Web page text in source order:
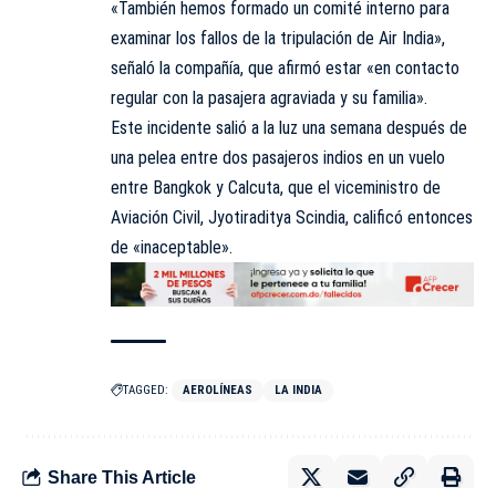
«También hemos formado un comité interno para
examinar los fallos de la tripulación de Air India»,
señaló la compañía, que afirmó estar «en contacto
regular con la pasajera agraviada y su familia».
Este incidente salió a la luz una semana después de
una pelea entre dos pasajeros indios en un vuelo
entre Bangkok y Calcuta, que el viceministro de
Aviación Civil, Jyotiraditya Scindia, calificó entonces
de «inaceptable».
TAGGED: AEROLÍNEAS LA INDIA
Share This Article